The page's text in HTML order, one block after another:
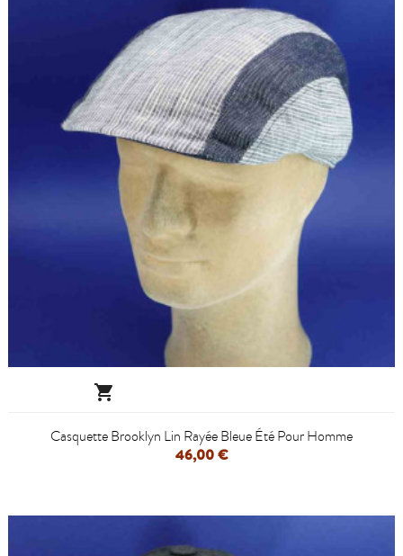

Casquette Brooklyn Lin Rayée Bleue Été Pour Homme
46,00 €